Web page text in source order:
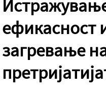
ефикасност
загревање